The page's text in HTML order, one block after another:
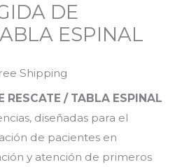
DE
ESPINAL
Shipping
RESCATE / TABLA ESPINAL
diseñadas para el
de pacientes en
y atención de primeros